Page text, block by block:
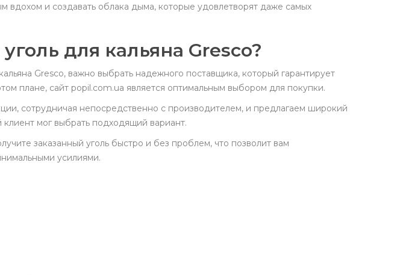
вдохом и создавать облака дыма, которые удовлетворят даже самых
для кальяна Gresco?
Gresco, важно выбрать надежного поставщика, который гарантирует
плане, сайт popil.com.ua является оптимальным выбором для покупки.
сотрудничая непосредственно с производителем, и предлагаем широкий
мог выбрать подходящий вариант.
заказанный уголь быстро и без проблем, что позволит вам
усилиями.